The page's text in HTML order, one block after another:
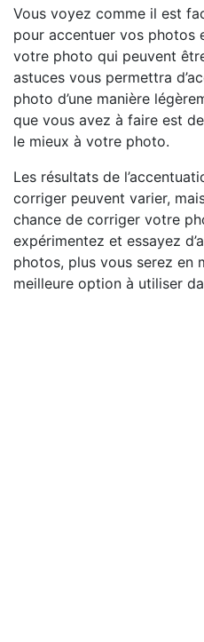
Vous voyez comme il est
pour accentuer vos photos
votre photo qui peuvent
astuces vous permettra
photo d’une manière
que vous avez à faire est
le mieux à votre photo.
Les résultats de
corriger peuvent varier,
chance de corriger votre
expérimentez et essayez
photos, plus vous serez en
meilleure option à utiliser